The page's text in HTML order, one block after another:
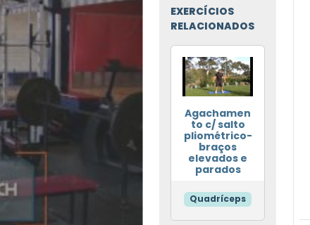
EXERCÍCIOS
RELACIONADOS
Agachamen
to c/ salto
pliométrico-
braços
elevados e
parados
Quadríceps